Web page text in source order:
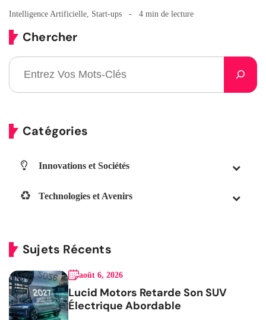
Intelligence Artificielle Start-ups 4 min de lecture
Chercher
Catégories
Innovations et Sociétés
Technologies et Avenirs
Sujets Récents
août 6, 2026
Lucid Motors Retarde Son SUV
Électrique Abordable